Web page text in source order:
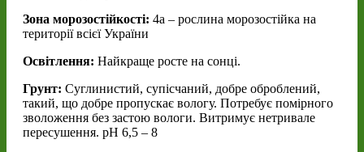
Зона морозостійкості: 4а – рослина морозостійка на
території всієї України
Освітлення: Найкраще росте на сонці.
Грунт: Суглинистий, супісчаний, добре оброблений,
такий, що добре пропускає вологу. Потребує помірного
зволоження без застою вологи. Витримує нетривале
пересушення. pH 6,5 – 8